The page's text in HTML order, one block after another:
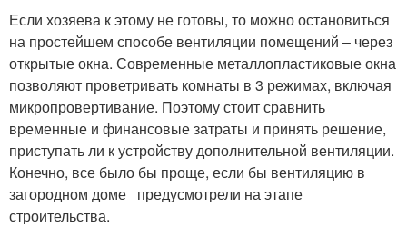
Если хозяева к этому не готовы, то можно остановиться
на простейшем способе вентиляции помещений – через
открытые окна. Современные металлопластиковые окна
позволяют проветривать комнаты в 3 режимах, включая
микропровертивание. Поэтому стоит сравнить
временные и финансовые затраты и принять решение,
приступать ли к устройству дополнительной вентиляции.
Конечно, все было бы проще, если бы вентиляцию в
загородном доме предусмотрели на этапе
строительства.